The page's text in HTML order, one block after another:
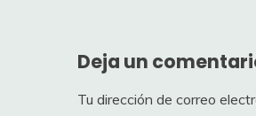
Deja un
Tu dirección de correo